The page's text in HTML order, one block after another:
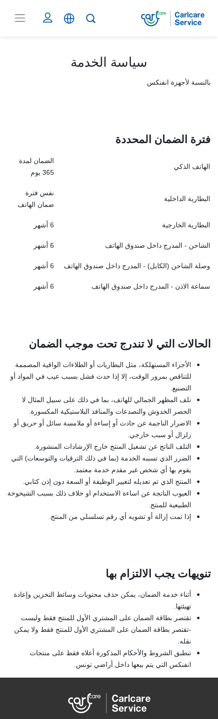
سياسة الخدمة
بالنسبة لأجهزة انفنكس
فترة الضمان المحددة
الهاتف الذكي
الضمان لمدة
365 يوم
البطارية الداخلية
نفس فترة
ضمان الهاتف
البطارية الخارجية 6 أشهر
الشاحن - المدرج داخل صندوق الهاتف 6 أشهر
وصلة الشاحن (الكابل) - المدرج داخل صندوق الهاتف 6 أشهر
سماعة الاذن - المدرج داخل صندوق الهاتف 6 أشهر
الحالات التي لا تندرج تحت موجب الضمان
الأجزاء المستهلكة، مثل البطاريات أو الطلاءات الواقية المصممة
للتناقص بمرور الوقت، إلا إذا حدث فشل بسبب عيب في المواد أو
التصنيع.
تلف المظهر الجمالي للهاتف، بما في ذلك على سبيل المثال لا
الحصر الخدوش والتصدعات والمنافذ البلاستيكية المكسورة.
الاضرار الناجمة عن حادث أو إساءة أو ملامسة سائل أو حريق أو
زلزال أو سبب خارجي.
التلف الناتج عن تشغيل المنتج خارج الإرشادات المنشورة.
الضرر الذي تسببه الخدمة (بما في ذلك الترقيات والتوسعات) التي
يقوم بها أي شخص غير مقدم خدمة معتمد.
المنتج الذي تم تعديله لتغيير الوظيفة أو السعة دون إذن كتابي.
العيوب الناتجة عن اساءة الاستخدام او خلاف ذلك بسبب الشيخوخة
الطبيعية للمنتج.
إذا تمت إزالة أو تشويه أي رقم تسلسلي من المنتج.
تنويهات يجب الالتزام بها
أثناء خدمة الضمان، يمكن حذف محتويات وسائط التخزين وإعادة
تهيئتها.
تقتصر بطاقة الضمان على المشتري الأول للمنتج فقط وليست
-تقتصر بطاقة الضمان على المشتري الأول للمنتج فقط ولا يمكن
نقله.
تنطبق الشروط والأحكام المذكورة أعلاه فقط على منتجات
انفنكس التي يتم بيعها داخل أراضي تونس.